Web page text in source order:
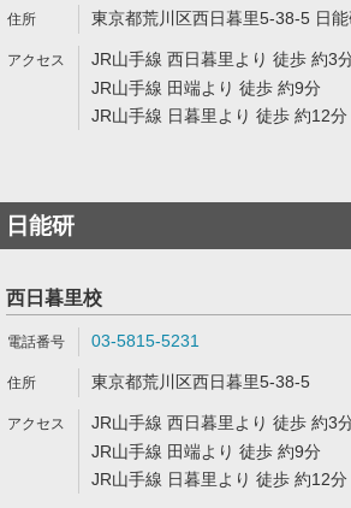
東京都荒川区西日暮里5-38-5 日
JR山手線 西日暮里より 徒歩 約3
JR山手線 田端より 徒歩 約9分
JR山手線 日暮里より 徒歩 約12分
日能研
西日暮里校
03-5815-5231
東京都荒川区西日暮里5-38-5
JR山手線 西日暮里より 徒歩 約3
JR山手線 田端より 徒歩 約9分
JR山手線 日暮里より 徒歩 約12分